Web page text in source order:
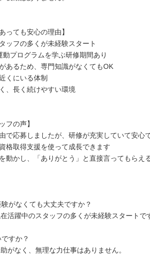
っても安心の理由】
ッフの多くが未経験スタート
動プログラムを学ぶ研修期間あり
あるため、専門知識がなくてもOK
くにいる体制
、長く続けやすい環境
フの声】
で応募しましたが、研修が充実していて安心
格取得支援を使って成長できます
動かし、「ありがとう」と直接言ってもらえ
がなくても大丈夫ですか？
活躍中のスタッフの多くが未経験スタートで
すか？
がなく、無理な力仕事はありません。